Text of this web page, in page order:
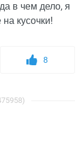
в чем дело, я
кусочки!
8